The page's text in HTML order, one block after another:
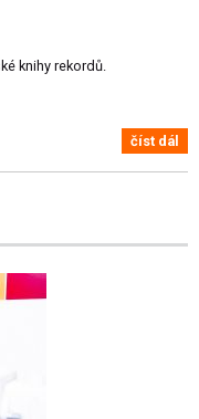
knihy rekordů.
číst dál